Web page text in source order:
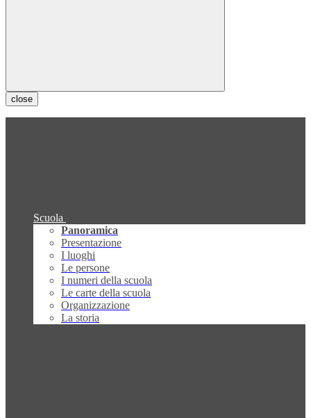
close
Scuola
Panoramica
Presentazione
I luoghi
Le persone
I numeri della scuola
Le carte della scuola
Organizzazione
La storia